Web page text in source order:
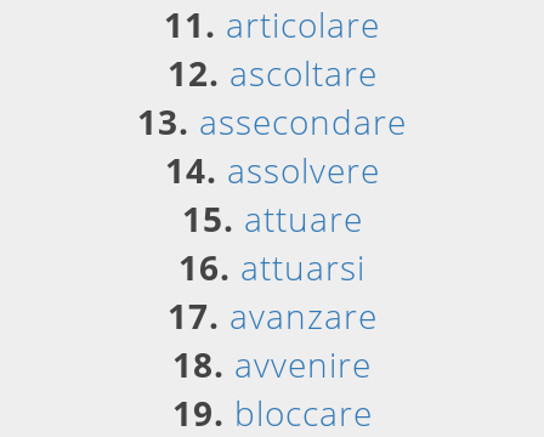
11. articolare
12. ascoltare
13. assecondare
14. assolvere
15. attuare
16. attuarsi
17. avanzare
18. avvenire
19. bloccare